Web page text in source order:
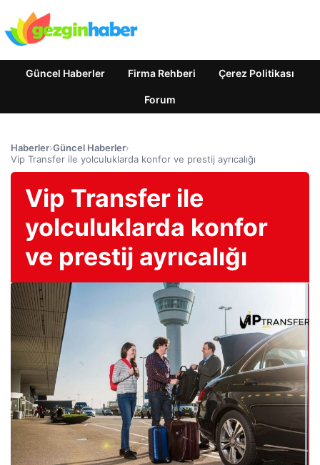
Güncel Haberler Firma Rehberi Çerez Politikası
Forum
Haberler›Güncel Haberler›
Vip Transfer ile yolculuklarda konfor ve prestij ayrıcalığı
Vip Transfer ile
yolculuklarda konfor
ve prestij ayrıcalığı